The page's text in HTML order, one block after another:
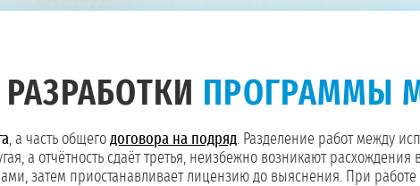
ПРОГРАММЫ
, а часть общего договора на подряд. Разделение работ между
а отчётность сдаёт третья, неизбежно возникают
затем приостанавливает лицензию до выяснения. При